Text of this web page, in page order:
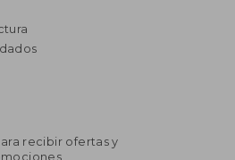
recibir ofertas y